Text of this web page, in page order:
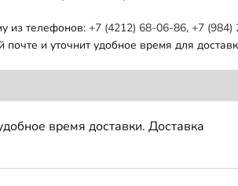
из телефонов: +7 (4212) 68-06-86, +7 (984)
и уточнит удобное время для
время доставки. Доставка